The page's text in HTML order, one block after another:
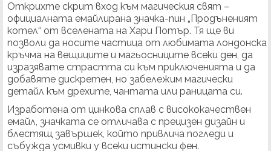
Открихте скрит вход към магическия свят –
официалната емайлирана значка-пин „Продъненият
котел“ от вселената на Хари Потър. Тя ще ви
позволи да носите частица от любимата лондонска
кръчма на вещиците и магьосниците всеки ден, да
изразявате страстта си към приключенията и да
добавяте дискретен, но забележим магически
детайл към дрехите, чантата или раницата си.
Изработена от цинкова сплав с висококачествен
емайл, значката се отличава с прецизен дизайн и
блестящ завършек, който привлича погледи и
събужда усмивки у всеки истински фен.